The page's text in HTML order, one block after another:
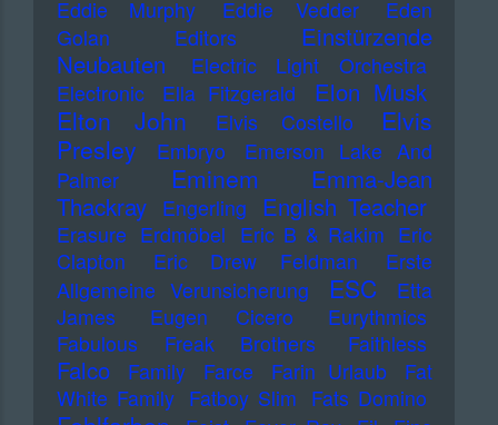
Eddie Murphy Eddie Vedder
Eden
Golan
Editors
Einstürzende
Neubauten
Electric Light Orchestra
Electronic
Ella Fitzgerald Elon Musk
Elton John Elvis Costello
Elvis
Presley
Embryo
Emerson Lake And
Palmer
Eminem
Emma-Jean
Thackray
Engerling English Teacher
Erasure Erdmöbel Eric B & Rakim Eric
Clapton
Eric Drew Feldman
Erste
Allgemeine Verunsicherung
ESC
Etta
James
Eugen Cicero
Eurythmics
Fabulous Freak Brothers
Faithless
Falco Family Farce Farin Urlaub
Fat
White Family Fatboy Slim Fats Domino